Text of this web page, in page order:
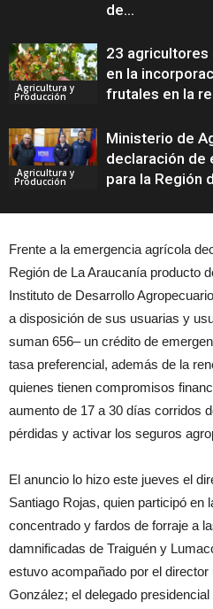
de...
Agricultura y
Producción
23 agricultores
en la
frutales en la
Agricultura y
Producción
Ministerio de
declaración de
para la Región
Frente a la emergencia agrícola
Región de La Araucanía producto
Instituto de Desarrollo
a disposición de sus usuarias y
suman 656– un crédito de
tasa preferencial, además de la
quienes tienen compromisos
aumento de 17 a 30 días corridos
pérdidas y activar los seguros
El anuncio lo hizo este jueves el
Santiago Rojas, quien participó en
concentrado y fardos de forraje a
damnificadas de Traiguén y
estuvo acompañado por el
González; el delegado